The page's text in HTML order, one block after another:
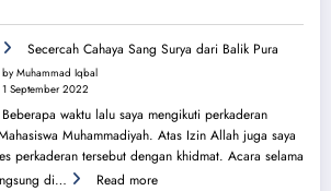
Sejarah
Perjuangan
IMM
Ahmad
Yani
Secercah Cahaya Sang Surya dari Balik Pura
by Muhammad Iqbal
1 September 2022
Beberapa waktu lalu saya mengikuti perkaderan
Muhammadiyah. Atas Izin Allah juga saya
perkaderan tersebut dengan khidmat. Acara selama
di…
Read more: